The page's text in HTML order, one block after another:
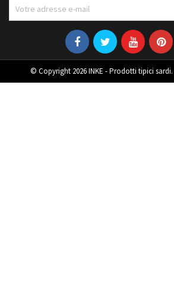
© Copyright 2026 INKE - Prodotti tipici sardi.